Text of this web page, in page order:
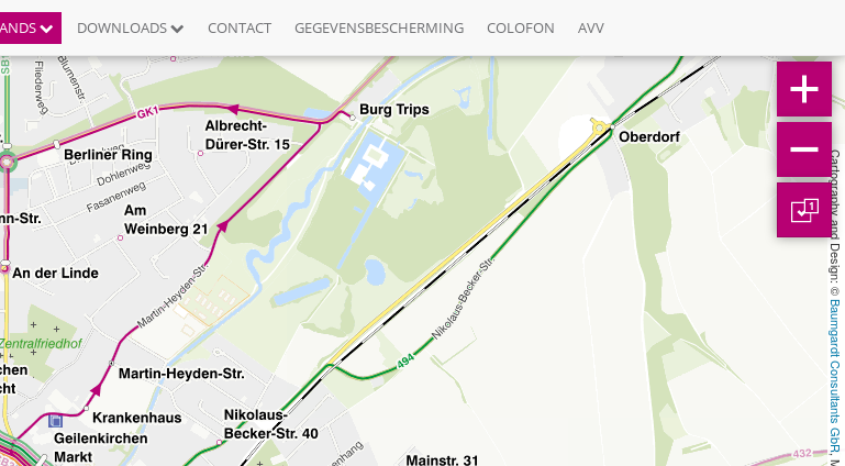
DOWNLOADS CONTACT GEGEVENSBESCHERMING COLOFON AVV
Cartography and Design: ©
Baumgardt Consultants GbR
1